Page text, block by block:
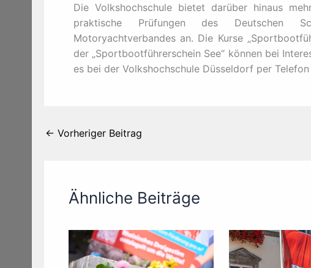
Die Volkshochschule bietet darüber hinaus
praktische Prüfungen des Deutschen
Motoryachtverbandes an. Die Kurse
der „Sportbootführerschein See“ können bei
es bei der Volkshochschule Düsseldorf per
← Vorheriger Beitrag
Ähnliche Beiträge